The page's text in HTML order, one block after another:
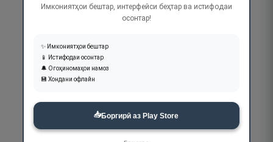
Имкониятҳои бештар, интерфейси беҳтар ва истифодаи
осонтар!
✨ Имкониятҳои бештар
📱 Истифодаи осонтар
🔔 Огоҳиномаҳои намоз
💾 Хондани офлайн
📥Боргирӣ аз Play Store